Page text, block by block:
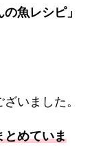
の魚レシピ」
いました。
とめていま